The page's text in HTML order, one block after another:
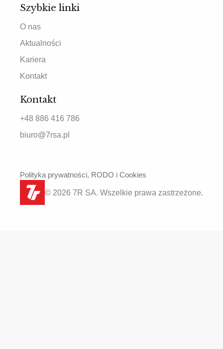
Szybkie linki
O nas
Aktualności
Kariera
Kontakt
Kontakt
+48 886 416 786
biuro@7rsa.pl
© 2026 7R SA. Wszelkie prawa zastrzeżone.
Polityka prywatności, RODO i Cookies